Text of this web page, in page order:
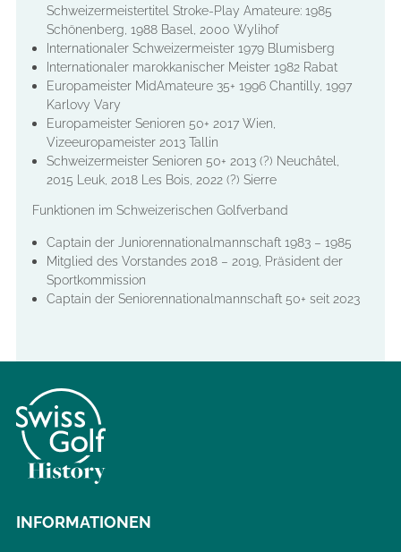
Schweizermeistertitel Stroke-Play Amateure: 1985
Schönenberg, 1988 Basel, 2000 Wylihof
Internationaler Schweizermeister 1979 Blumisberg
Internationaler marokkanischer Meister 1982 Rabat
Europameister MidAmateure 35+ 1996 Chantilly, 1997
Karlovy Vary
Europameister Senioren 50+ 2017 Wien,
Vizeeuropameister 2013 Tallin
Schweizermeister Senioren 50+ 2013 (?) Neuchâtel,
2015 Leuk, 2018 Les Bois, 2022 (?) Sierre
Funktionen im Schweizerischen Golfverband
Captain der Juniorennationalmannschaft 1983 – 1985
Mitglied des Vorstandes 2018 – 2019, Präsident der
Sportkommission
Captain der Seniorennationalmannschaft 50+ seit 2023
INFORMATIONEN